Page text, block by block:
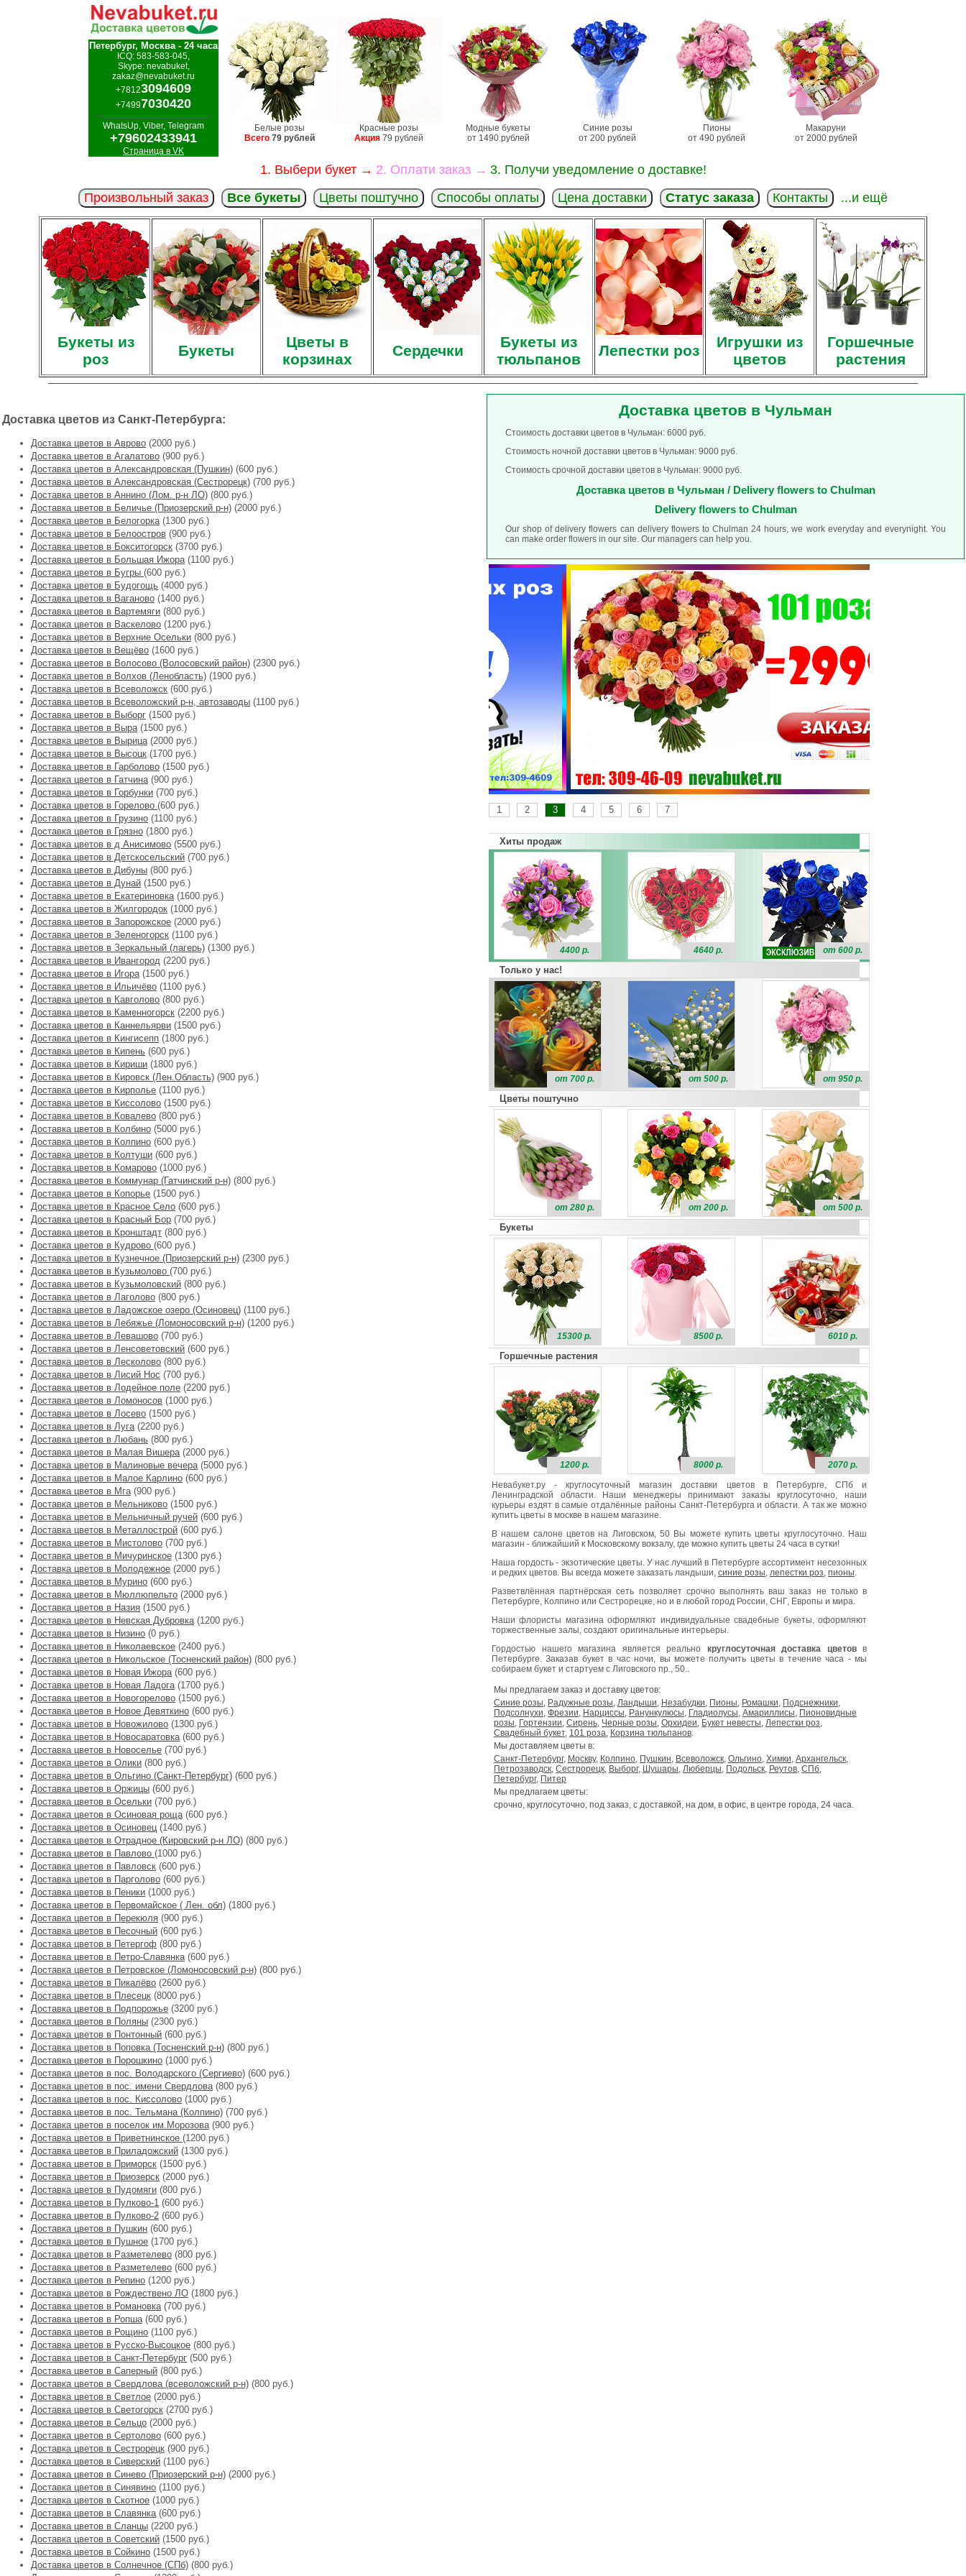
Петербург, Москва - 24 часа
ICQ: 583-583-045,
Skype: nevabuket,
zakaz@nevabuket.ru
+78123094609
+74997030420
WhatsUp, Viber, Telegram
+79602433941
Страница в VK
Белые розы
Всего 79 рублей
Красные розы
Акция 79 рублей
Модные букеты
от 1490 рублей
Синие розы
от 200 рублей
Пионы
от 490 рублей
Макаруни
от 2000 рублей
1. Выбери букет → 2. Оплати заказ → 3. Получи уведомление о доставке!
Произвольный заказ
Все букеты Цветы поштучно Способы оплаты Цена доставки Статус заказа Контакты ...и ещё
Букеты из
роз
Букеты
Цветы в
корзинах
Сердечки
Букеты из
тюльпанов
Лепестки роз
Игрушки из
цветов
Горшечные
растения
Доставка цветов из Санкт-Петербурга:
Доставка цветов в Аврово (2000 руб.)
Доставка цветов в Агалатово (900 руб.)
Доставка цветов в Александровская (Пушкин) (600 руб.)
Доставка цветов в Александровская (Сестрорецк) (700 руб.)
Доставка цветов в Аннино (Лом. р-н ЛО) (800 руб.)
Доставка цветов в Беличье (Приозерский р-н) (2000 руб.)
Доставка цветов в Белогорка(1300 руб.)
Доставка цветов в Белоостров (900 руб.)
Доставка цветов в Бокситогорск (3700 руб.)
Доставка цветов в Большая Ижора(1100 руб.)
Доставка цветов в Бугры (600 руб.)
Доставка цветов в Будогощь (4000 руб.)
Доставка цветов в Ваганово (1400 руб.)
Доставка цветов в Вартемяги (800 руб.)
Доставка цветов в Васкелово (1200 руб.)
Доставка цветов в Верхние Осельки (800 руб.)
Доставка цветов в Вещёво (1600 руб.)
Доставка цветов в Волосово (Волосовский район) (2300 руб.)
Доставка цветов в Волхов (Ленобласть) (1900 руб.)
Доставка цветов в Всеволожск (600 руб.)
Доставка цветов в Всеволожский р-н, автозаводы (1100 руб.)
Доставка цветов в Выборг (1500 руб.)
Доставка цветов в Выра(1500 руб.)
Доставка цветов в Вырица(2000 руб.)
Доставка цветов в Высоцк (1700 руб.)
Доставка цветов в Гарболово (1500 руб.)
Доставка цветов в Гатчина(900 руб.)
Доставка цветов в Горбунки (700 руб.)
Доставка цветов в Горелово (600 руб.)
Доставка цветов в Грузино (1100 руб.)
Доставка цветов в Грязно (1800 руб.)
Доставка цветов в д Анисимово (5500 руб.)
Доставка цветов в Детскосельский (700 руб.)
Доставка цветов в Дибуны (800 руб.)
Доставка цветов в Дунай (1500 руб.)
Доставка цветов в Екатериновка(1600 руб.)
Доставка цветов в Жилгородок (1000 руб.)
Доставка цветов в Запорожское (2000 руб.)
Доставка цветов в Зеленогорск (1100 руб.)
Доставка цветов в Зеркальный (лагерь) (1300 руб.)
Доставка цветов в Ивангород (2200 руб.)
Доставка цветов в Игора(1500 руб.)
Доставка цветов в Ильичёво (1100 руб.)
Доставка цветов в Кавголово (800 руб.)
Доставка цветов в Каменногорск (2200 руб.)
Доставка цветов в Каннельярви (1500 руб.)
Доставка цветов в Кингисепп (1800 руб.)
Доставка цветов в Кипень (600 руб.)
Доставка цветов в Кириши (1800 руб.)
Доставка цветов в Кировск (Лен.Область) (900 руб.)
Доставка цветов в Кирполье (1100 руб.)
Доставка цветов в Киссолово (1500 руб.)
Доставка цветов в Ковалево (800 руб.)
Доставка цветов в Колбино (5000 руб.)
Доставка цветов в Колпино (600 руб.)
Доставка цветов в Колтуши (600 руб.)
Доставка цветов в Комарово (1000 руб.)
Доставка цветов в Коммунар (Гатчинский р-н) (800 руб.)
Доставка цветов в Копорье (1500 руб.)
Доставка цветов в Красное Село (600 руб.)
Доставка цветов в Красный Бор (700 руб.)
Доставка цветов в Кронштадт (800 руб.)
Доставка цветов в Кудрово (600 руб.)
Доставка цветов в Кузнечное (Приозерский р-н) (2300 руб.)
Доставка цветов в Кузьмолово (700 руб.)
Доставка цветов в Кузьмоловский (800 руб.)
Доставка цветов в Лаголово (800 руб.)
Доставка цветов в Ладожское озеро (Осиновец) (1100 руб.)
Доставка цветов в Лебяжье (Ломоносовский р-н) (1200 руб.)
Доставка цветов в Левашово (700 руб.)
Доставка цветов в Ленсоветовский (600 руб.)
Доставка цветов в Лесколово (800 руб.)
Доставка цветов в Лисий Нос (700 руб.)
Доставка цветов в Лодейное поле (2200 руб.)
Доставка цветов в Ломоносов (1000 руб.)
Доставка цветов в Лосево (1500 руб.)
Доставка цветов в Луга(2200 руб.)
Доставка цветов в Любань (800 руб.)
Доставка цветов в Малая Вишера(2000 руб.)
Доставка цветов в Малиновые вечера(5000 руб.)
Доставка цветов в Малое Карлино (600 руб.)
Доставка цветов в Мга(900 руб.)
Доставка цветов в Мельниково (1500 руб.)
Доставка цветов в Мельничный ручей (600 руб.)
Доставка цветов в Металлострой (600 руб.)
Доставка цветов в Мистолово (700 руб.)
Доставка цветов в Мичуринское (1300 руб.)
Доставка цветов в Молодежное (2000 руб.)
Доставка цветов в Мурино (600 руб.)
Доставка цветов в Мюллюпельто (2000 руб.)
Доставка цветов в Назия (1500 руб.)
Доставка цветов в Невская Дубровка(1200 руб.)
Доставка цветов в Низино (0 руб.)
Доставка цветов в Николаевское (2400 руб.)
Доставка цветов в Никольское (Тосненский район) (800 руб.)
Доставка цветов в Новая Ижора(600 руб.)
Доставка цветов в Новая Ладога(1700 руб.)
Доставка цветов в Новогорелово (1500 руб.)
Доставка цветов в Новое Девяткино (600 руб.)
Доставка цветов в Новожилово (1300 руб.)
Доставка цветов в Новосаратовка(600 руб.)
Доставка цветов в Новоселье (700 руб.)
Доставка цветов в Олики (800 руб.)
Доставка цветов в Ольгино (Санкт-Петербург) (600 руб.)
Доставка цветов в Оржицы (600 руб.)
Доставка цветов в Осельки (700 руб.)
Доставка цветов в Осиновая роща(600 руб.)
Доставка цветов в Осиновец (1400 руб.)
Доставка цветов в Отрадное (Кировский р-н ЛО) (800 руб.)
Доставка цветов в Павлово (1000 руб.)
Доставка цветов в Павловск (600 руб.)
Доставка цветов в Парголово (600 руб.)
Доставка цветов в Пеники (1000 руб.)
Доставка цветов в Первомайское ( Лен. обл) (1800 руб.)
Доставка цветов в Перекюля (900 руб.)
Доставка цветов в Песочный (600 руб.)
Доставка цветов в Петергоф (800 руб.)
Доставка цветов в Петро-Славянка(600 руб.)
Доставка цветов в Петровское (Ломоносовский р-н) (800 руб.)
Доставка цветов в Пикалёво (2600 руб.)
Доставка цветов в Плесецк (8000 руб.)
Доставка цветов в Подпорожье (3200 руб.)
Доставка цветов в Поляны (2300 руб.)
Доставка цветов в Понтонный (600 руб.)
Доставка цветов в Поповка (Тосненский р-н) (800 руб.)
Доставка цветов в Порошкино (1000 руб.)
Доставка цветов в пос. Володарского (Сергиево) (600 руб.)
Доставка цветов в пос. имени Свердлова(800 руб.)
Доставка цветов в пос. Киссолово (1000 руб.)
Доставка цветов в пос. Тельмана (Колпино) (700 руб.)
Доставка цветов в поселок им.Морозова(900 руб.)
Доставка цветов в Приветнинское (1200 руб.)
Доставка цветов в Приладожский (1300 руб.)
Доставка цветов в Приморск (1500 руб.)
Доставка цветов в Приозерск (2000 руб.)
Доставка цветов в Пудомяги (800 руб.)
Доставка цветов в Пулково-1 (600 руб.)
Доставка цветов в Пулково-2 (600 руб.)
Доставка цветов в Пушкин (600 руб.)
Доставка цветов в Пушное (1700 руб.)
Доставка цветов в Разметелево (800 руб.)
Доставка цветов в Разметелево (600 руб.)
Доставка цветов в Репино (1200 руб.)
Доставка цветов в Рождествено ЛО (1800 руб.)
Доставка цветов в Романовка(700 руб.)
Доставка цветов в Ропша(600 руб.)
Доставка цветов в Рощино (1100 руб.)
Доставка цветов в Русско-Высоцкое (800 руб.)
Доставка цветов в Санкт-Петербург (500 руб.)
Доставка цветов в Саперный (800 руб.)
Доставка цветов в Свердлова (всеволожский р-н) (800 руб.)
Доставка цветов в Светлое (2000 руб.)
Доставка цветов в Светогорск (2700 руб.)
Доставка цветов в Сельцо (2000 руб.)
Доставка цветов в Сертолово (600 руб.)
Доставка цветов в Сестрорецк (900 руб.)
Доставка цветов в Сиверский (1100 руб.)
Доставка цветов в Синево (Приозерский р-н) (2000 руб.)
Доставка цветов в Синявино (1100 руб.)
Доставка цветов в Скотное (1000 руб.)
Доставка цветов в Славянка(600 руб.)
Доставка цветов в Сланцы (2200 руб.)
Доставка цветов в Советский (1500 руб.)
Доставка цветов в Сойкино (1500 руб.)
Доставка цветов в Солнечное (СПб) (800 руб.)
Доставка цветов в Чульман
Стоимость доставки цветов в Чульман: 6000 руб.
Стоимость ночной доставки цветов в Чульман: 9000 руб.
Стоимость срочной доставки цветов в Чульман: 9000 руб.
Доставка цветов в Чульман / Delivery flowers to Chulman
Delivery flowers to Chulman
Our shop of delivery flowers can delivery flowers to Chulman 24 hours, we work everyday and everynight. You
can make order flowers in our site. Our managers can help you.
1 2 3 4 5 6 7
Хиты продаж
4400 р. 4640 р. от 600 р.
Только у нас!
от 700 р. от 500 р. от 950 р.
Цветы поштучно
от 280 р. от 200 р. от 500 р.
Букеты
15300 р. 8500 р. 6010 р.
Горшечные растения
1200 р. 8000 р.
2070 р.
Невабукет.ру - круглосуточный магазин доставки цветов в Петербурге, СПб и
Ленинградской области. Наши менеджеры принимают заказы круглосуточно, наши
курьеры ездят в самые отдалённые районы Санкт-Петербурга и области. А так же можно
купить цветы в москве в нашем магазине.
В нашем салоне цветов на Лиговском, 50 Вы можете купить цветы круглосуточно. Наш
магазин - ближайший к Московскому вокзалу, где можно купить цветы 24 часа в сутки!
Наша гордость - экзотические цветы. У нас лучший в Петербурге ассортимент несезонных
и редких цветов. Вы всегда можете заказать ландыши, синие розы, лепестки роз, пионы.
Разветвлённая партнёрская сеть позволяет срочно выполнять ваш заказ не только в
Петербурге, Колпино или Сестрорецке, но и в любой город России, СНГ, Европы и мира.
Наши флористы магазина оформляют индивидуальные свадебные букеты, оформляют
торжественные залы, создают оригинальные интерьеры.
Гордостью нашего магазина является реально круглосуточная доставка цветовв
Петербурге. Заказав букет в час ночи, вы можете получить цветы в течение часа - мы
собираем букет и стартуем с Лиговского пр., 50..
Мы предлагаем заказ и доставку цветов:
Синие розы, Радужные розы, Ландыши, Незабудки, Пионы, Ромашки, Подснежники,
Подсолнухи, Фрезии, Нарциссы, Ранункулюсы, Гладиолусы, Амариллисы, Пионовидные
розы, Гортензии, Сирень, Черные розы, Орхидеи, Букет невесты, Лепестки роз,
Свадебный букет, 101 роза, Корзина тюльпанов.
Мы доставляем цветы в:
Санкт-Петербург, Москву, Колпино, Пушкин, Всеволожск, Ольгино, Химки, Архангельск,
Петрозаводск, Сестрорецк, Выборг, Шушары, Люберцы, Подольск, Реутов, СПб,
Петербург, Питер
Мы предлагаем цветы:
срочно, круглосуточно, под заказ, с доставкой, на дом, в офис, в центре города, 24 часа.